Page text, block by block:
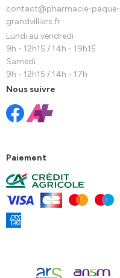
contact@pharmacie-paque-
grandvilliers.fr
Lundi au vendredi
9h - 12h15 / 14h - 19h15
Samedi
9h - 12h15 / 14h - 17h
Nous suivre
Paiement